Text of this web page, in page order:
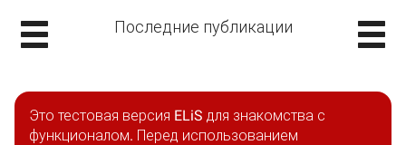
Последние публикации
Это тестовая версия ELiS для знакомства с
функционалом. Перед использованием